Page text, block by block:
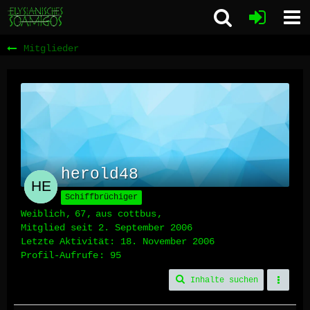
Mitglieder
herold48
Schiffbrüchiger
Weiblich 67
aus cottbus
Mitglied seit 2. September 2006
Letzte Aktivität: 18. November 2006
Profil-Aufrufe
95
Inhalte suchen